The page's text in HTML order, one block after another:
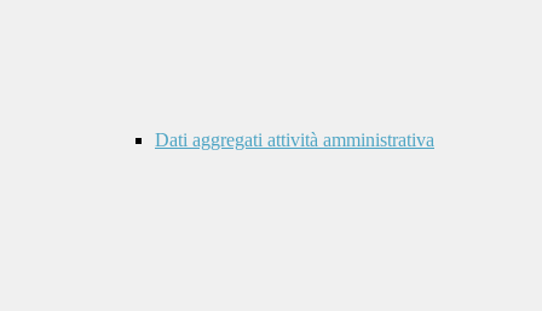
Dati aggregati attività amministrativa